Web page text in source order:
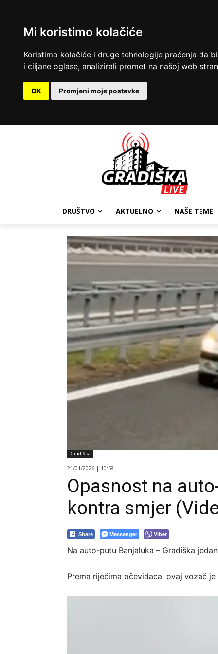
Mi koristimo kolačiće
Koristimo kolačiće i druge tehnologije praćenja da
i ciljane oglase, analizirali promet na našoj web
OK Promjeni moje postavke
DRUŠTVO AKTUELNO NAŠE TEME
Gradiška
21/01/2026 | 10:58
Opasnost na
kontra smjer
Share Messenger Viber
Na auto-putu Banjaluka – Gradiška
Prema riječima očevidaca, ovaj vozač